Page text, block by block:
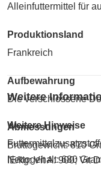
Alleinfuttermittel für
Produktionsland
Frankreich
Aufbewahrung
Die verschlossene
Abmessungen
Bruttogewicht: 810
Nettogehalt: 680
Weitere
Weitere Hinweise
IE/kg: Vit A: 900; Vit